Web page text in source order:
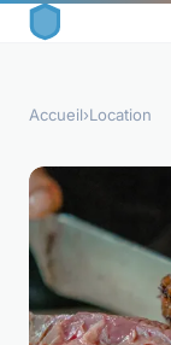
Accueil›Location